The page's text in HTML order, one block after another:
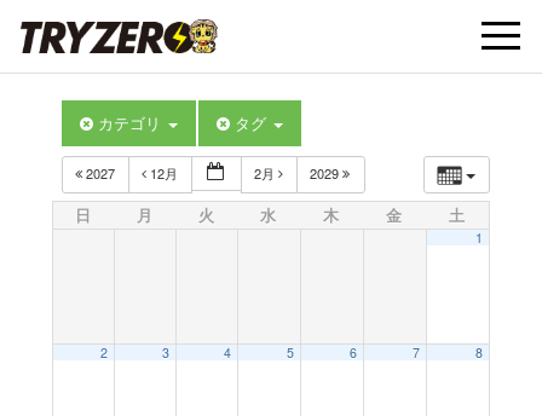
t
カテゴリ タグ
2027 12月 2月 2029
日 月 火 水 木 金 土
1
2 3 4 5 6 7 8